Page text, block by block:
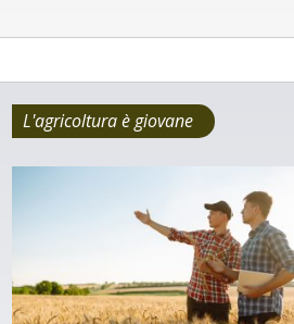
L'agricoltura è giovane